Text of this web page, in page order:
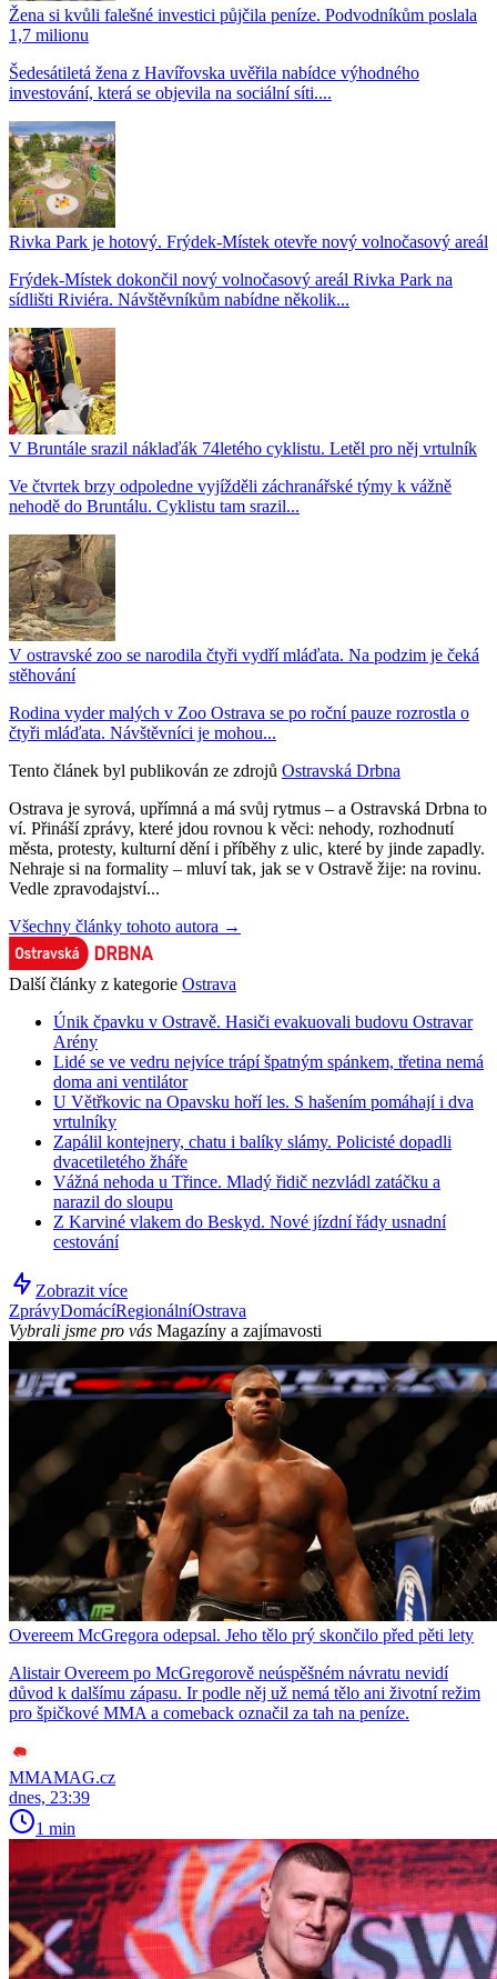
Žena si kvůli falešné investici půjčila peníze. Podvodníkům poslala
1,7 milionu
Šedesátiletá žena z Havířovska uvěřila nabídce výhodného
investování, která se objevila na sociální síti....
Rivka Park je hotový. Frýdek-Místek otevře nový volnočasový areál
Frýdek-Místek dokončil nový volnočasový areál Rivka Park na
sídlišti Riviéra. Návštěvníkům nabídne několik...
V Bruntále srazil náklaďák 74letého cyklistu. Letěl pro něj vrtulník
Ve čtvrtek brzy odpoledne vyjížděli záchranářské týmy k vážně
nehodě do Bruntálu. Cyklistu tam srazil...
V ostravské zoo se narodila čtyři vydří mláďata. Na podzim je čeká
stěhování
Rodina vyder malých v Zoo Ostrava se po roční pauze rozrostla o
čtyři mláďata. Návštěvníci je mohou...
Tento článek byl publikován ze zdrojů Ostravská Drbna
Ostrava je syrová, upřímná a má svůj rytmus – a Ostravská Drbna to
ví. Přináší zprávy, které jdou rovnou k věci: nehody, rozhodnutí
města, protesty, kulturní dění i příběhy z ulic, které by jinde zapadly.
Nehraje si na formality – mluví tak, jak se v Ostravě žije: na rovinu.
Vedle zpravodajství...
Všechny články tohoto autora →
Další články z kategorie Ostrava
Únik čpavku v Ostravě. Hasiči evakuovali budovu Ostravar
Arény
Lidé se ve vedru nejvíce trápí špatným spánkem, třetina nemá
doma ani ventilátor
U Větřkovic na Opavsku hoří les. S hašením pomáhají i dva
vrtulníky
Zapálil kontejnery, chatu i balíky slámy. Policisté dopadli
dvacetiletého žháře
Vážná nehoda u Třince. Mladý řidič nezvládl zatáčku a
narazil do sloupu
Z Karviné vlakem do Beskyd. Nové jízdní řády usnadní
cestování
Zobrazit více
ZprávyDomácíRegionálníOstrava
Vybrali jsme pro vás Magazíny a zajímavosti
Overeem McGregora odepsal. Jeho tělo prý skončilo před pěti lety
Alistair Overeem po McGregorově neúspěšném návratu nevidí
důvod k dalšímu zápasu. Ir podle něj už nemá tělo ani životní režim
pro špičkové MMA a comeback označil za tah na peníze.
MMAMAG.cz
dnes, 23:39
1 min